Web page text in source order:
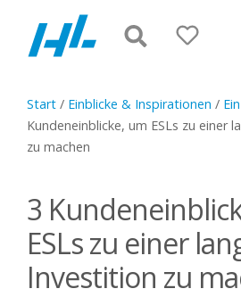
Start / Einblicke & Inspirationen /
Kundeneinblicke, um ESLs zu einer
zu machen
3
ESLs zu einer
Investition zu